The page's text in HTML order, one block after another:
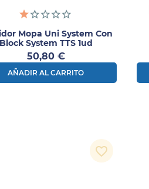
Mopa Uni System Con
Block System TTS 1ud
Precio
50,80 €
AÑADIR AL CARRITO
favorite_border